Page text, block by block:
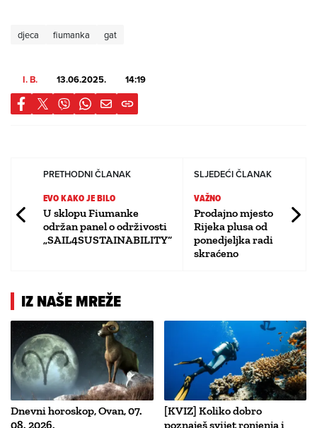
djeca fiumanka gat
I. B. 13.06.2025. 14:19
PRETHODNI ČLANAK
EVO KAKO JE BILO
U sklopu Fiumanke
održan panel o održivosti
„SAIL4SUSTAINABILITY“
SLJEDEĆI ČLANAK
VAŽNO
Prodajno mjesto
Rijeka plusa od
ponedjeljka radi
skraćeno
IZ NAŠE MREŽE
Dnevni horoskop, Ovan, 07.
08. 2026.
[KVIZ] Koliko dobro
poznaješ svijet ronjenja i